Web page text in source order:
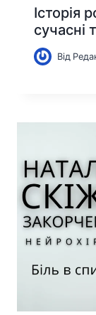
Історія
сучасні
Від